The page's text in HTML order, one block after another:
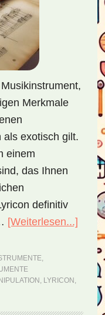
Merkmale
als exotisch gilt.
einem
das Ihnen
definitiv
[Weiterlesen...]
,
, LYRICON ,